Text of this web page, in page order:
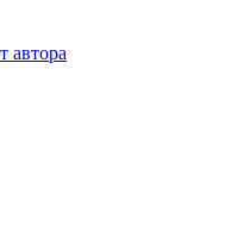
автора